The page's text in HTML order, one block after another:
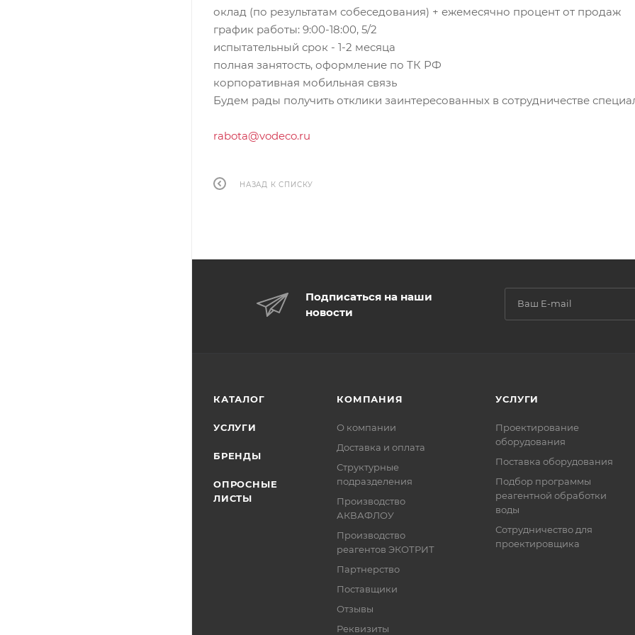
оклад (по результатам собеседования) + ежемесячно процент от продаж
график работы: 9:00-18:00, 5/2
испытательный срок - 1-2 месяца
полная занятость, оформление по ТК РФ
корпоративная мобильная связь
Будем рады получить отклики заинтересованных в сотрудничестве
rabota@vodeco.ru
НАЗАД К СПИСКУ
Подписаться на наши
новости
КАТАЛОГ
УСЛУГИ
БРЕНДЫ
ОПРОСНЫЕ
ЛИСТЫ
КОМПАНИЯ
О компании
Доставка и оплата
Структурные
подразделения
Производство
АКВАФЛОУ
Производство
реагентов ЭКОТРИТ
Партнерство
Поставщики
Отзывы
Реквизиты
УСЛУГИ
Проектирование
оборудования
Поставка оборудования
Подбор программы
реагентной обработки
воды
Сотрудничество для
проектировщика